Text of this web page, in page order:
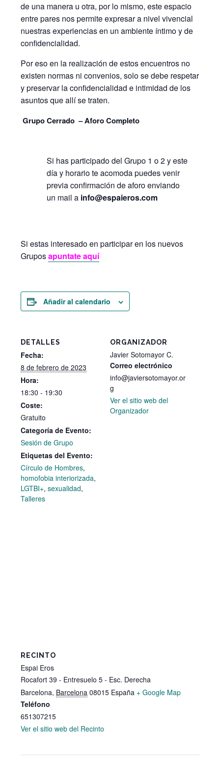
de una manera u otra, por lo mismo, este espacio
entre pares nos permite expresar a nivel vivencial
nuestras experiencias en un ambiente íntimo y de
confidencialidad.
Por eso en la realización de estos encuentros no
existen normas ni convenios, solo se debe respetar
y preservar la confidencialidad e intimidad de los
asuntos que allí se traten.
Grupo Cerrado – Aforo Completo
Si has participado del Grupo 1 o 2 y este
día y horario te acomoda puedes venir
previa confirmación de aforo enviando
un mail a info@espaieros.com
Si estas interesado en participar en los nuevos
Gruposapuntate aquí
Añadir al calendario
DETALLES
Fecha:
8 de febrero de 2023
Hora:
18:30 - 19:30
Coste:
Gratuito
Categoría de Evento:
Sesión de Grupo
Etiquetas del Evento:
Círculo de Hombres,
homofobia interiorizada,
LGTBI+, sexualidad,
Talleres
ORGANIZADOR
Javier Sotomayor C.
Correo electrónico
info@javiersotomayor.or
g
Ver el sitio web del
Organizador
RECINTO
Espai Eros
Rocafort 39 - Entresuelo 5 - Esc. Derecha
Barcelona, Barcelona 08015 España + Google Map
Teléfono
651307215
Ver el sitio web del Recinto